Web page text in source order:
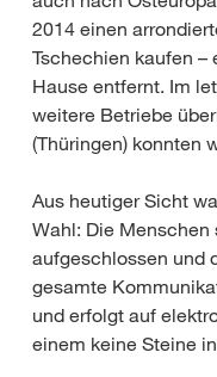
2014 einen
Tschechien kaufen –
Hause entfernt. Im
weitere Betriebe
(Thüringen) konnten
Aus heutiger Sicht
Wahl: Die Menschen
aufgeschlossen und
gesamte
und erfolgt auf
einem keine Steine